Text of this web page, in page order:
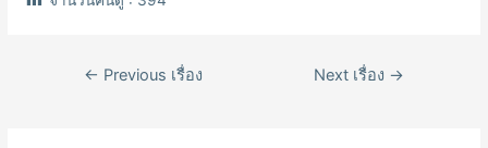
← Previous เรื่อง Next เรื่อง →